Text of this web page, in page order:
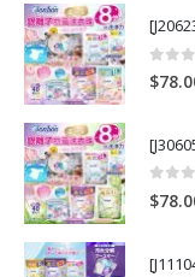
0
$
0
$